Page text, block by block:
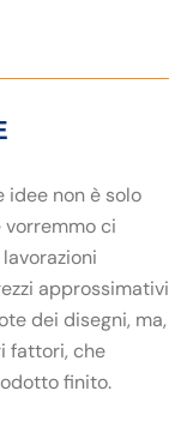
idee non è solo
vorremmo ci
approssimativi
dei disegni, ma,
fattori, che
finito.